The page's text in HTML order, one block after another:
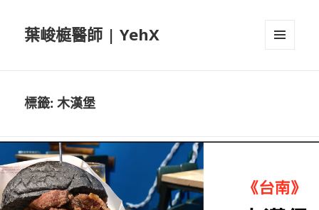
葉峻榳醫師 | YehX
標籤:木漢堡